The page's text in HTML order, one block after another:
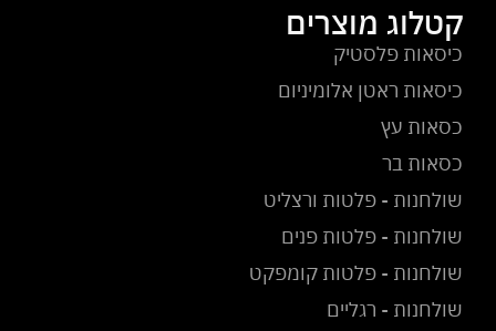
קטלוג מוצרים
כיסאות פלסטיק
כיסאות ראטן אלומיניום
כסאות עץ
כסאות בר
שולחנות - פלטות ורצליט
שולחנות - פלטות פנים
שולחנות - פלטות קומפקט
שולחנות - רגליים